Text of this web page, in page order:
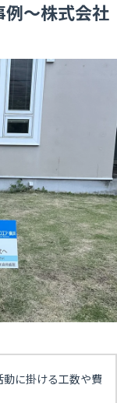
～株式会社
に掛ける工数や費